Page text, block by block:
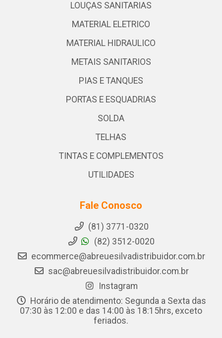
LOUÇAS SANITARIAS
MATERIAL ELETRICO
MATERIAL HIDRAULICO
METAIS SANITARIOS
PIAS E TANQUES
PORTAS E ESQUADRIAS
SOLDA
TELHAS
TINTAS E COMPLEMENTOS
UTILIDADES
Fale Conosco
(81) 3771-0320
(82) 3512-0020
ecommerce@abreuesilvadistribuidor.com.br
sac@abreuesilvadistribuidor.com.br
Instagram
Horário de atendimento: Segunda a Sexta das
07:30 às 12:00 e das 14:00 às 18:15hrs, exceto
feriados.